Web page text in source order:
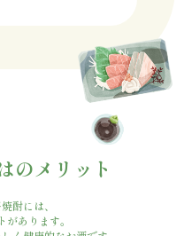
のメリット
酎には、
あります。